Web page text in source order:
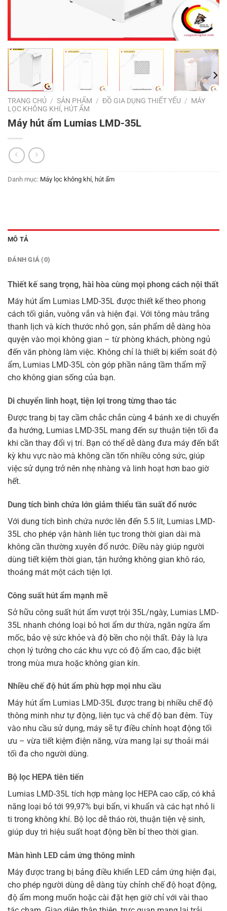
TRANG CHỦ / SẢN PHẨM / ĐỒ GIA DỤNG THIẾT YẾU / MÁY
LỌC KHÔNG KHÍ, HÚT ẨM
Máy hút ẩm Lumias LMD-35L
Danh mục: Máy lọc không khí, hút ẩm
MÔ TẢ
ĐÁNH GIÁ (0)
Thiết kế sang trọng, hài hòa cùng mọi phong cách nội thất
Máy hút ẩm Lumias LMD-35L được thiết kế theo phong
cách tối giản, vuông vắn và hiện đại. Với tông màu trắng
thanh lịch và kích thước nhỏ gọn, sản phẩm dễ dàng hòa
quyện vào mọi không gian – từ phòng khách, phòng ngủ
đến văn phòng làm việc. Không chỉ là thiết bị kiểm soát độ
ẩm, Lumias LMD-35L còn góp phần nâng tầm thẩm mỹ
cho không gian sống của bạn.
Di chuyển linh hoạt, tiện lợi trong từng thao tác
Được trang bị tay cầm chắc chắn cùng 4 bánh xe di chuyển
đa hướng, Lumias LMD-35L mang đến sự thuận tiện tối đa
khi cần thay đổi vị trí. Bạn có thể dễ dàng đưa máy đến bất
kỳ khu vực nào mà không cần tốn nhiều công sức, giúp
việc sử dụng trở nên nhẹ nhàng và linh hoạt hơn bao giờ
hết.
Dung tích bình chứa lớn giảm thiểu tần suất đổ nước
Với dung tích bình chứa nước lên đến 5.5 lít, Lumias LMD-
35L cho phép vận hành liên tục trong thời gian dài mà
không cần thường xuyên đổ nước. Điều này giúp người
dùng tiết kiệm thời gian, tận hưởng không gian khô ráo,
thoáng mát một cách tiện lợi.
Công suất hút ẩm mạnh mẽ
Sở hữu công suất hút ẩm vượt trội 35L/ngày, Lumias LMD-
35L nhanh chóng loại bỏ hơi ẩm dư thừa, ngăn ngừa ẩm
mốc, bảo vệ sức khỏe và độ bền cho nội thất. Đây là lựa
chọn lý tưởng cho các khu vực có độ ẩm cao, đặc biệt
trong mùa mưa hoặc không gian kín.
Nhiều chế độ hút ẩm phù hợp mọi nhu cầu
Máy hút ẩm Lumias LMD-35L được trang bị nhiều chế độ
thông minh như tự động, liên tục và chế độ ban đêm. Tùy
vào nhu cầu sử dụng, máy sẽ tự điều chỉnh hoạt động tối
ưu – vừa tiết kiệm điện năng, vừa mang lại sự thoải mái
tối đa cho người dùng.
Bộ lọc HEPA tiên tiến
Lumias LMD-35L tích hợp màng lọc HEPA cao cấp, có khả
năng loại bỏ tới 99,97% bụi bẩn, vi khuẩn và các hạt nhỏ li
ti trong không khí. Bộ lọc dễ tháo rời, thuận tiện vệ sinh,
giúp duy trì hiệu suất hoạt động bền bỉ theo thời gian.
Màn hình LED cảm ứng thông minh
Máy được trang bị bảng điều khiển LED cảm ứng hiện đại,
cho phép người dùng dễ dàng tùy chỉnh chế độ hoạt động,
độ ẩm mong muốn hoặc cài đặt hẹn giờ chỉ với vài thao